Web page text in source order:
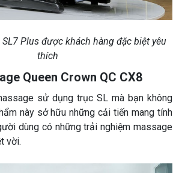
SL7 Plus được khách hàng đặc biệt yêu
thích
Queen Crown QC CX8
sử dụng trục SL mà bạn không
này sở hữu những cải tiến mang tính
dùng có những trải nghiệm massage
vời.